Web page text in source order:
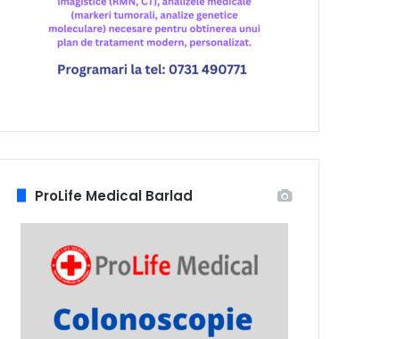
ProLife Medical Barlad